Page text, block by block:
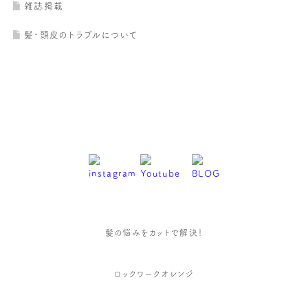
雑誌掲載
髪・頭皮のトラブルについて
髪の悩みをカットで解決！
ロックワークオレンジ